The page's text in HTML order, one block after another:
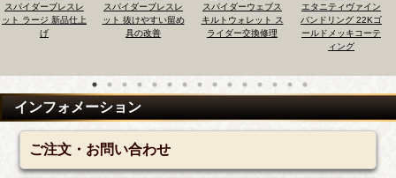
ブレスレ
新品仕上
スパイダーブレスレ
ット 抜けやすい留め
スパイダーウェブス
キルトウォレット ス
ライダー交換修理
エタニティヴァイン
バンドリング 22Kゴ
ールドメッキコーテ
三つ折り
ールドウ
ロスボー
インフォメーション
ご注文・お問い合わせ